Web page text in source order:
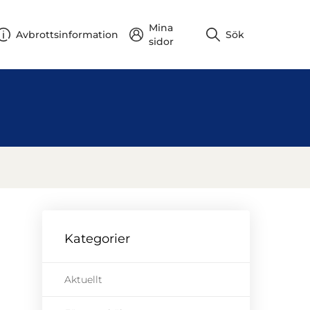
Avbrottsinformation
Mina
sidor
Sök
Kategorier
Aktuellt